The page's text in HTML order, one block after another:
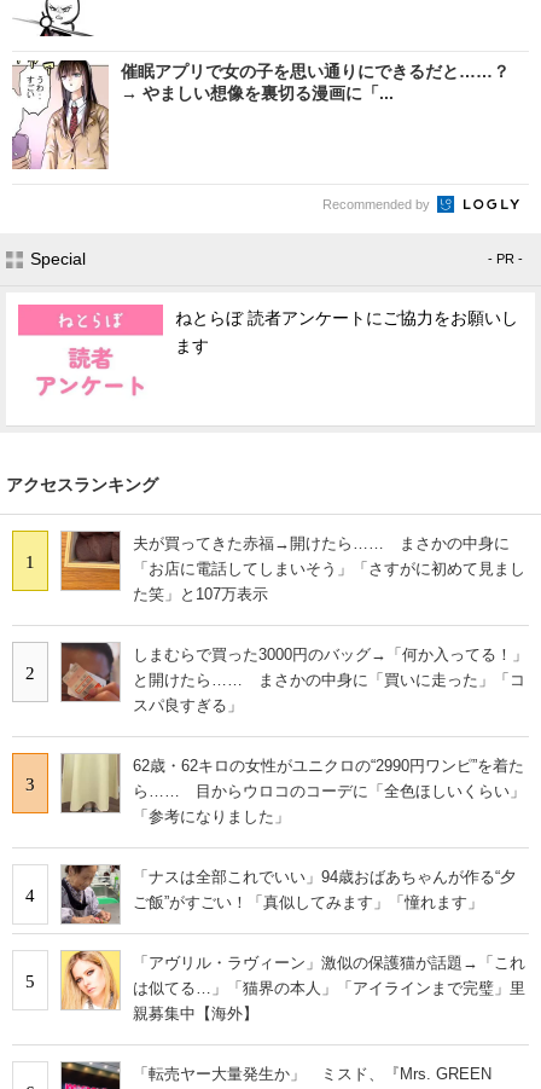
催眠アプリで女の子を思い通りにできるだと……？
→ やましい想像を裏切る漫画に「...
Recommended by
Special - PR -
ねとらぼ 読者アンケートにご協力をお願いし
ます
アクセスランキング
1
夫が買ってきた赤福→開けたら…… まさかの中身に
「お店に電話してしまいそう」「さすがに初めて見まし
た笑」と107万表示
2
しまむらで買った3000円のバッグ→「何か入ってる！」
と開けたら…… まさかの中身に「買いに走った」「コ
スパ良すぎる」
3
62歳・62キロの女性がユニクロの“2990円ワンピ”を着た
ら…… 目からウロコのコーデに「全色ほしいくらい」
「参考になりました」
4
「ナスは全部これでいい」94歳おばあちゃんが作る“夕
ご飯”がすごい！「真似してみます」「憧れます」
5
「アヴリル・ラヴィーン」激似の保護猫が話題→「これ
は似てる…」「猫界の本人」「アイラインまで完璧」里
親募集中【海外】
「転売ヤー大量発生か」 ミスド、『Mrs. GREEN